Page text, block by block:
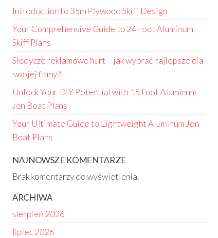
Introduction to 35m Plywood Skiff Design
Your Comprehensive Guide to 24 Foot Aluminum
Skiff Plans
Słodycze reklamowe hurt – jak wybrać najlepsze dla
swojej firmy?
Unlock Your DIY Potential with 15 Foot Aluminum
Jon Boat Plans
Your Ultimate Guide to Lightweight Aluminum Jon
Boat Plans
NAJNOWSZE KOMENTARZE
Brak komentarzy do wyświetlenia.
ARCHIWA
sierpień 2026
lipiec 2026